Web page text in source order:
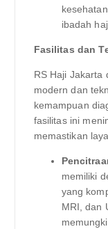
ibadah
Fasilitas dan
RS Haji Jakarta
modern dan
kemampuan
fasilitas ini
memastikan
memiliki
yang
MRI, dan